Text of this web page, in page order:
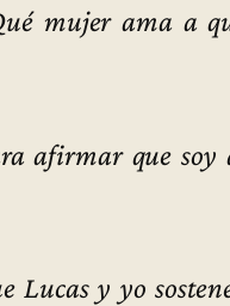
mujer ama a
afirmar que soy
Lucas y yo